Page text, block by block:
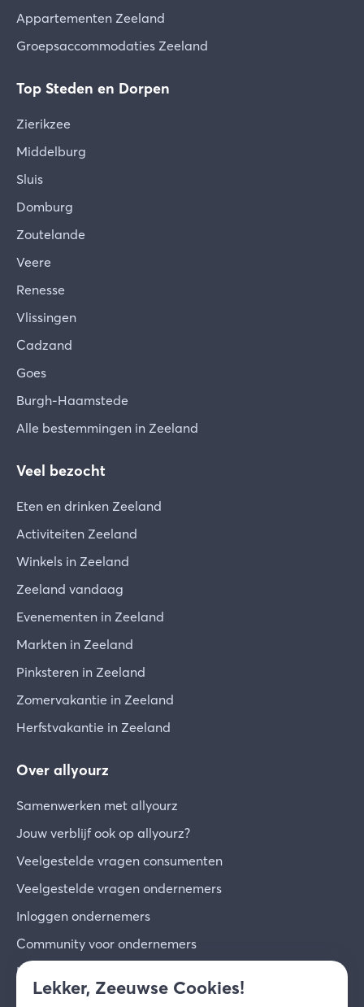
Appartementen Zeeland
Groepsaccommodaties Zeeland
Top Steden en Dorpen
Zierikzee
Middelburg
Sluis
Domburg
Zoutelande
Veere
Renesse
Vlissingen
Cadzand
Goes
Burgh-Haamstede
Alle bestemmingen in Zeeland
Veel bezocht
Eten en drinken Zeeland
Activiteiten Zeeland
Winkels in Zeeland
Zeeland vandaag
Evenementen in Zeeland
Markten in Zeeland
Pinksteren in Zeeland
Zomervakantie in Zeeland
Herfstvakantie in Zeeland
Over allyourz
Samenwerken met allyourz
Jouw verblijf ook op allyourz?
Veelgestelde vragen consumenten
Veelgestelde vragen ondernemers
Inloggen ondernemers
Community voor ondernemers
Inschrijven voor de nieuwsbrief
Over ons
Lekker, Zeeuwse Cookies!